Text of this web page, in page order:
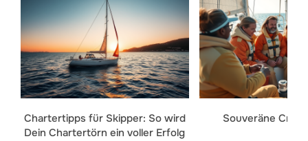
Chartertipps für Skipper: So wird
Dein Chartertörn ein voller Erfolg
Souveräne